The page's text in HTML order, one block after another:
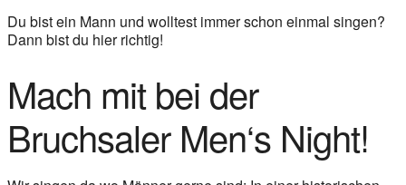
Du bist ein Mann und wolltest immer schon einmal singen?
Dann bist du hier richtig!
Mach mit bei der
Bruchsaler Men‘s Night!